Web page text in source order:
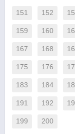
151 152
159 160
167 168
175 176
183 184
191 192
199 200